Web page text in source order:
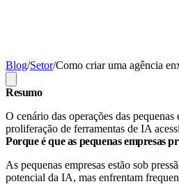
Blog/Setor/Como criar uma agência
Resumo
O cenário das operações das
proliferação de ferramentas de IA
Porque é que as pequenas empresas
As pequenas empresas estão sob
potencial da IA, mas enfrentam